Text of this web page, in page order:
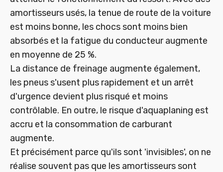
amortisseurs usés, la tenue de route de la voiture
est moins bonne, les chocs sont moins bien
absorbés et la fatigue du conducteur augmente
en moyenne de 25 %.
La distance de freinage augmente également,
les pneus s'usent plus rapidement et un arrêt
d'urgence devient plus risqué et moins
contrôlable. En outre, le risque d'aquaplaning est
accru et la consommation de carburant
augmente.
Et précisément parce qu'ils sont 'invisibles', on ne
réalise souvent pas que les amortisseurs sont